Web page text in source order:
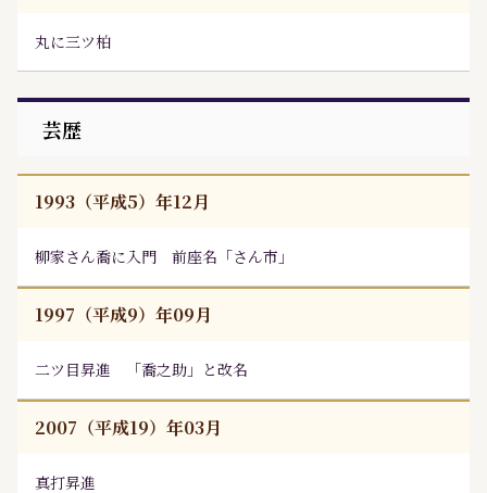
丸に三ツ柏
芸歴
1993（平成5）年12月
柳家さん喬に入門 前座名「さん市」
1997（平成9）年09月
二ツ目昇進 「喬之助」と改名
2007（平成19）年03月
真打昇進